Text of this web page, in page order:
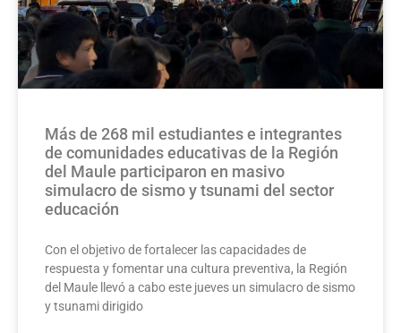
Más de 268 mil estudiantes e integrantes
de comunidades educativas de la Región
del Maule participaron en masivo
simulacro de sismo y tsunami del sector
educación
Con el objetivo de fortalecer las capacidades de
respuesta y fomentar una cultura preventiva, la Región
del Maule llevó a cabo este jueves un simulacro de sismo
y tsunami dirigido